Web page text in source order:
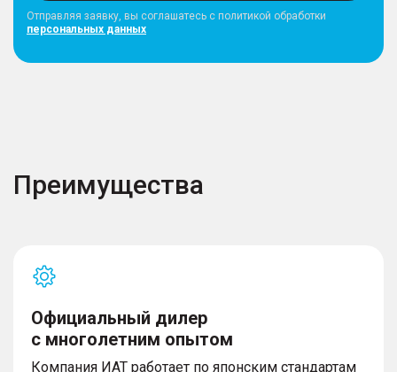
Отправляя заявку, вы соглашатесь с политикой обработки
персональных данных
Преимущества
Официальный дилер
с многолетним опытом
Компания ИАТ работает по японским стандартам